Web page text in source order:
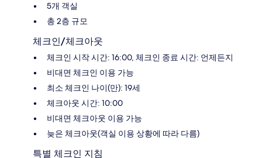
5개 객실
총 2층 규모
체크인/체크아웃
체크인 시작 시간: 16:00, 체크인 종료 시간: 언제든지
비대면 체크인 이용 가능
최소 체크인 나이(만): 19세
체크아웃 시간: 10:00
비대면 체크아웃 이용 가능
늦은 체크아웃(객실 이용 상황에 따라 다름)
특별 체크인 지침